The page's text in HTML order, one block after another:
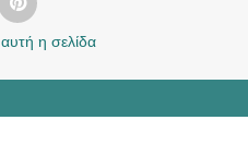
αυτή η σελίδα